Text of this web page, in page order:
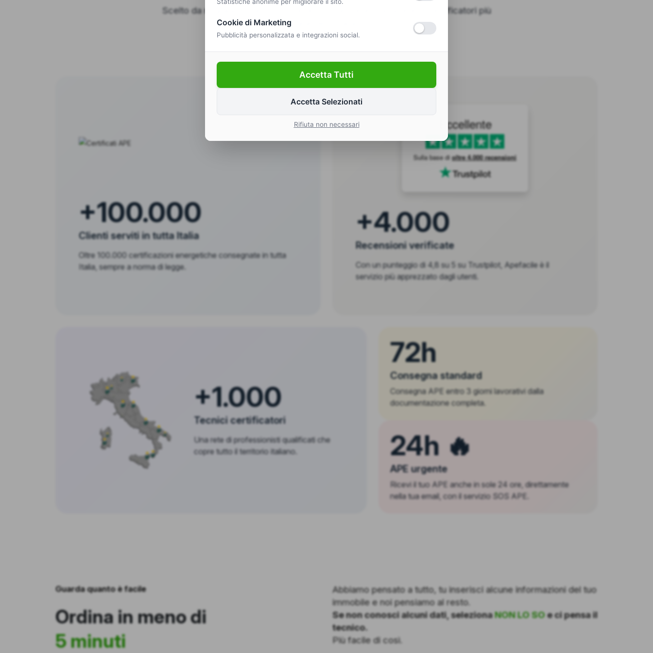
Scelto da migliaia di clienti, con recensioni eccellenti e la rete di certificatori più
+100.000
Clienti serviti in tutta Italia
Oltre 100.000 certificazioni energetiche consegnate in tutta
Italia, sempre a norma di legge.
Eccellente
Sulla base dioltre 4.000 recensioni
+4.000
Recensioni verificate
Con un punteggio di 4,8 su 5 su Trustpilot, Apefacile è il
servizio più apprezzato dagli utenti.
+1.000
Tecnici certificatori
Una rete di professionisti qualificati che
copre tutto il territorio italiano.
72h
Consegna standard
Consegna APE entro 3 giorni lavorativi dalla
documentazione completa.
24h 🔥
APE urgente
Ricevi il tuo APE anche in sole 24 ore, direttamente
nella tua email, con il servizio SOS APE.
Guarda quanto è facile
Ordina in meno di
5 minuti
Abbiamo pensato a tutto, tu inserisci alcune informazioni del tuo
immobile e noi pensiamo al resto.
Se non conosci alcuni dati, selezionaNON LO SOe ci pensa il
tecnico.
Più facile di così.
Cookie di Marketing
Pubblicità personalizzata e integrazioni social.
Accetta Tutti
Accetta Selezionati
Rifiuta non necessari